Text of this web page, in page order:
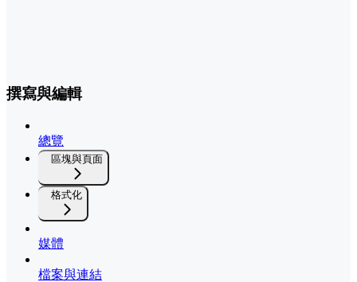
撰寫與編輯
總覽
區塊與頁面
格式化
媒體
檔案與連結